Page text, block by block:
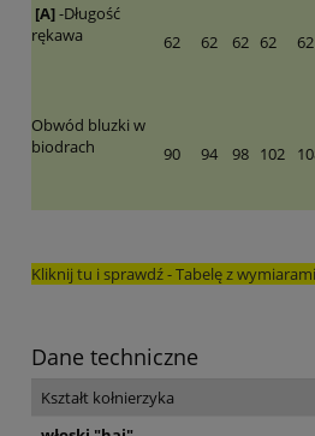
[A]-Długość
rękawa
62 62 62 62 62
Obwód bluzki w
biodrach
90 94 98 102
Kliknij tu i sprawdź - Tabelę z
Dane techniczne
Kształt kołnierzyka